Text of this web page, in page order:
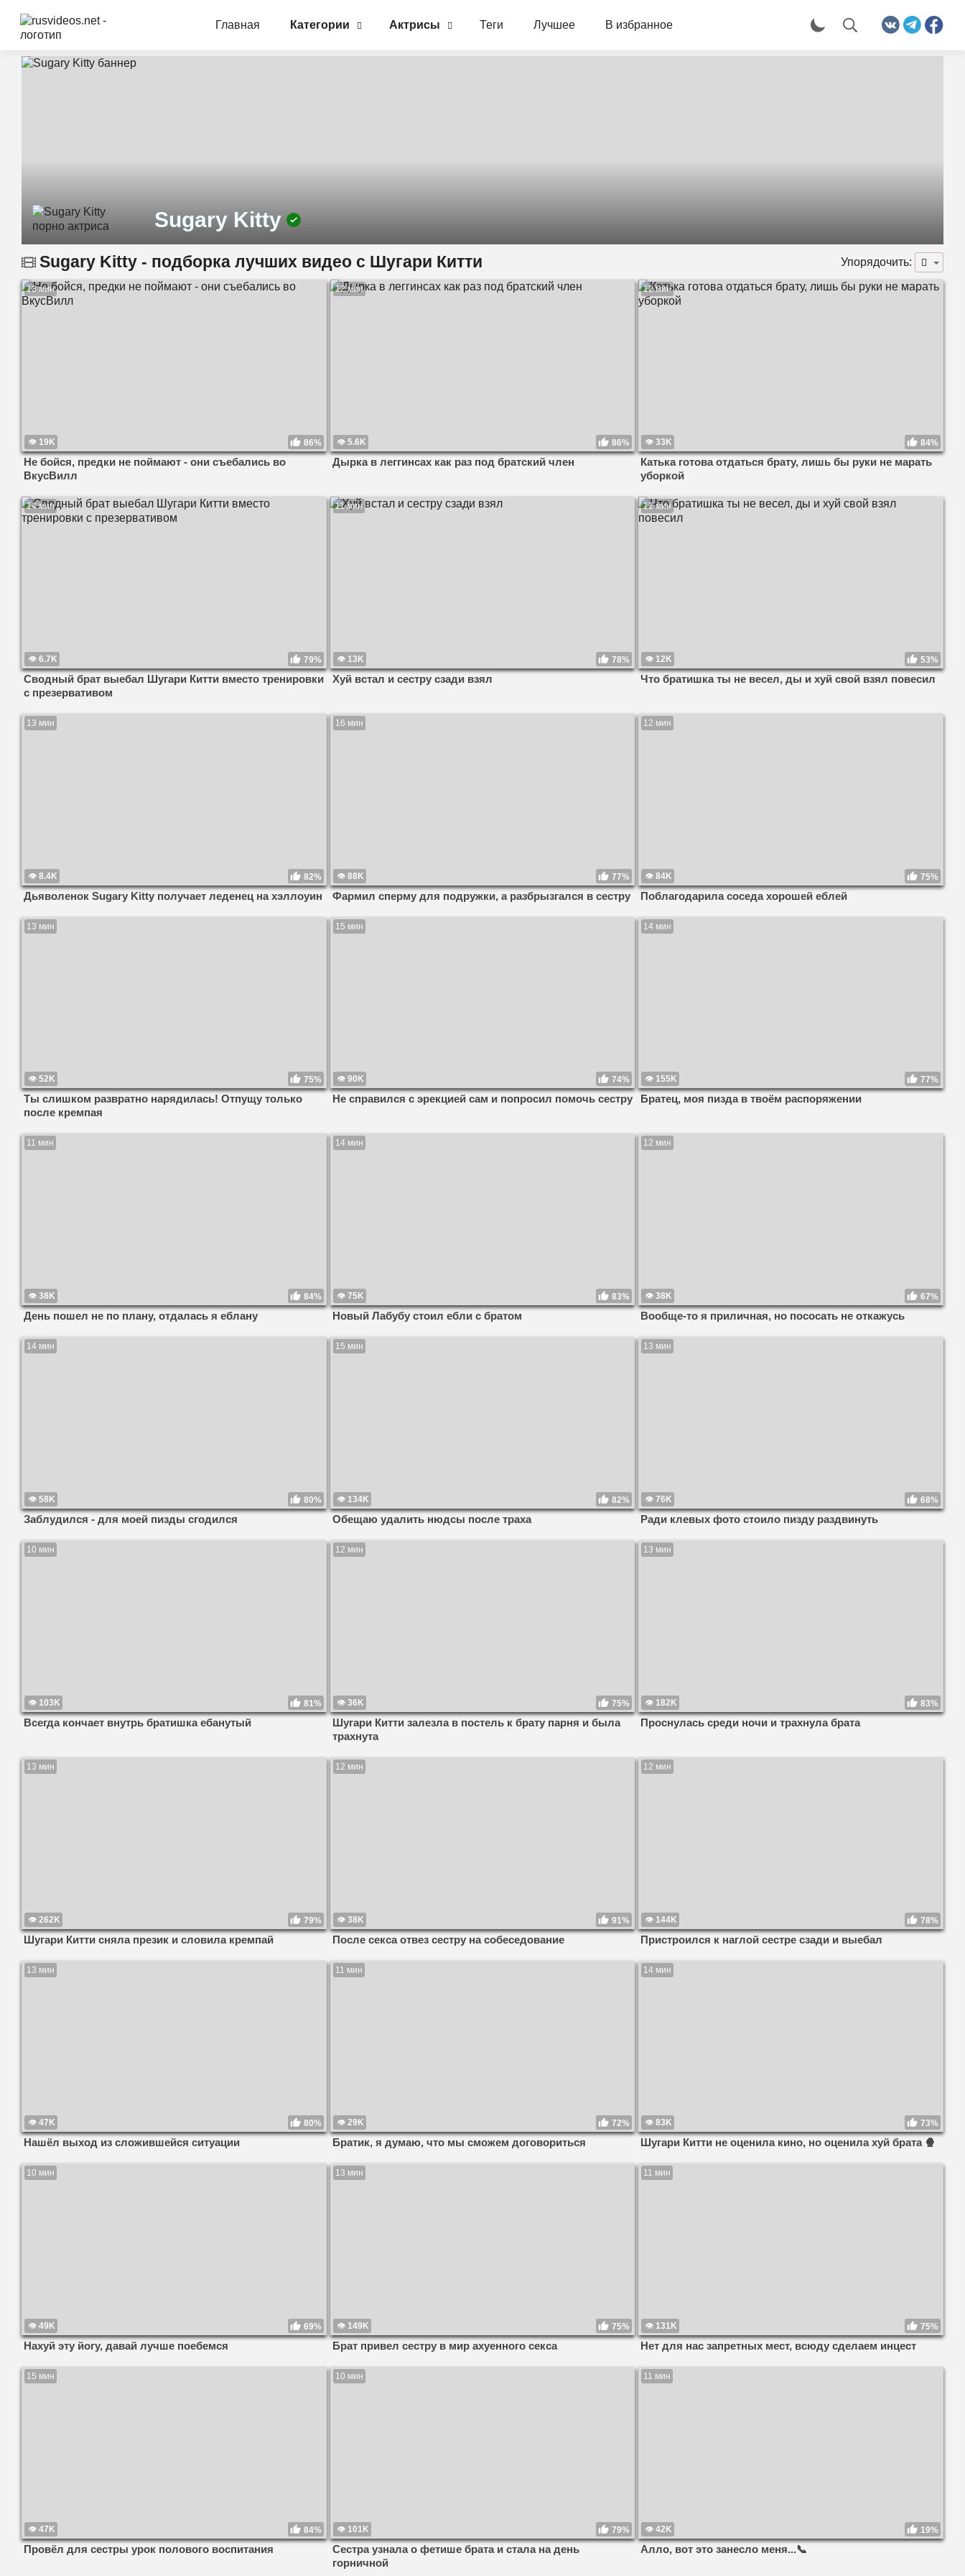
Главная Категории Актрисы Теги Лучшее В избранное
Sugary Kitty
Sugary Kitty - подборка лучших видео с Шугари Китти Упорядочить:
13 мин
19K 86%
Не бойся, предки не поймают - они съебались во
ВкусВилл
12 мин
5.6K 86%
Дырка в леггинсах как раз под братский член
12 мин
33K 84%
Катька готова отдаться брату, лишь бы руки не марать
уборкой
14 мин
6.7K 79%
Сводный брат выебал Шугари Китти вместо тренировки
с презервативом
11 мин
13K 78%
Хуй встал и сестру сзади взял
12 мин
12K 53%
Что братишка ты не весел, ды и хуй свой взял повесил
13 мин
8.4K 82%
Дьяволенок Sugary Kitty получает леденец на хэллоуин
16 мин
88K 77%
Фармил сперму для подружки, а разбрызгался в сестру
12 мин
84K 75%
Поблагодарила соседа хорошей еблей
13 мин
52K 75%
Ты слишком развратно нарядилась! Отпущу только
после кремпая
15 мин
90K 74%
Не справился с эрекцией сам и попросил помочь сестру
14 мин
155K 77%
Братец, моя пизда в твоём распоряжении
11 мин
38K 84%
День пошел не по плану, отдалась я еблану
14 мин
75K 83%
Новый Лабубу стоил ебли с братом
12 мин
38K 67%
Вообще-то я приличная, но пососать не откажусь
14 мин
58K 80%
Заблудился - для моей пизды сгодился
15 мин
134K 82%
Обещаю удалить нюдсы после траха
13 мин
76K 68%
Ради клевых фото стоило пизду раздвинуть
10 мин
103K 81%
Всегда кончает внутрь братишка ебанутый
12 мин
36K 75%
Шугари Китти залезла в постель к брату парня и была
трахнута
13 мин
182K 83%
Проснулась среди ночи и трахнула брата
13 мин
262K 79%
Шугари Китти сняла презик и словила кремпай
12 мин
38K 91%
После секса отвез сестру на собеседование
12 мин
144K 78%
Пристроился к наглой сестре сзади и выебал
13 мин
47K 80%
Нашёл выход из сложившейся ситуации
11 мин
29K 72%
Братик, я думаю, что мы сможем договориться
14 мин
83K 73%
Шугари Китти не оценила кино, но оценила хуй брата 🍿
10 мин
49K 69%
Нахуй эту йогу, давай лучше поебемся
13 мин
149K 75%
Брат привел сестру в мир ахуенного секса
11 мин
131K 75%
Нет для нас запретных мест, всюду сделаем инцест
15 мин
47K 84%
Провёл для сестры урок полового воспитания
10 мин
101K 79%
Сестра узнала о фетише брата и стала на день
горничной
11 мин
42K 19%
Алло, вот это занесло меня...📞